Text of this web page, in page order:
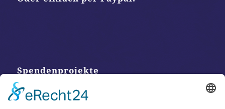
Spendenprojekte